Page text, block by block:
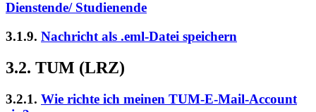
Dienstende/ Studienende
3.1.9. Nachricht als .eml-Datei speichern
3.2. TUM (LRZ)
3.2.1. Wie richte ich meinen TUM-E-Mail-Account